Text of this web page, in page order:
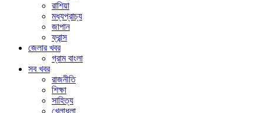
রাশিয়া
মধ্যপ্রাচ্য
জাপান
ফ্রান্স
জেলার খবর
গ্রাম বাংলা
সব খবর
রাজনীতি
শিক্ষা
সাহিত্য
খেলাধুলা